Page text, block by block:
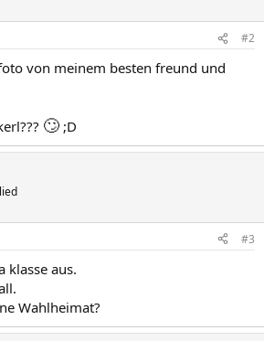
#2
von meinem besten freund und
🙄 ;D
#3
klasse aus.
Wahlheimat?